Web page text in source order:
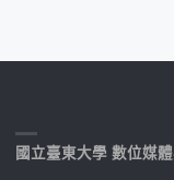
國立臺東大學 數位媒